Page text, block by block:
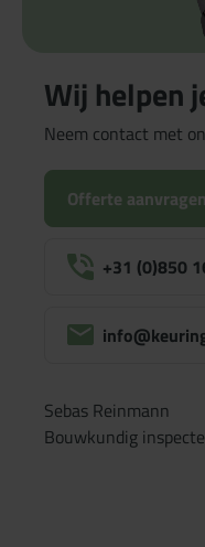
Wij helpen
Neem contact met
Offerte aanvragen
+31 (0)850
Sebas Reinmann
Bouwkundig